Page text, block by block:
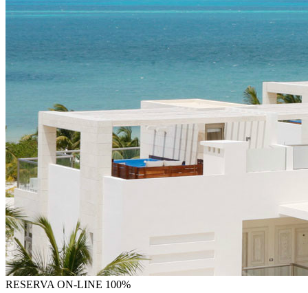
RESERVA ON-LINE 100%